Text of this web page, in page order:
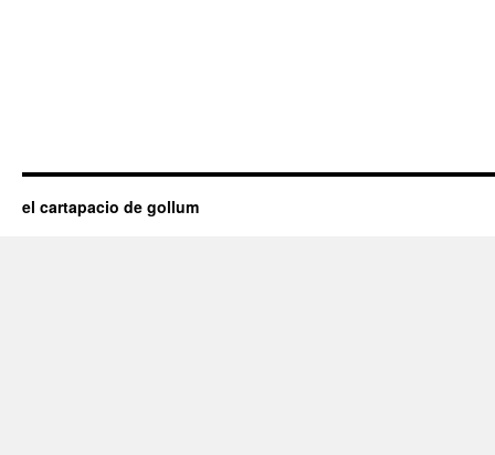
el cartapacio de gollum